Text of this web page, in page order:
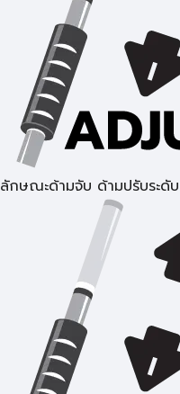
ลักษณะด้ามจับ ด้ามปรับระดับ